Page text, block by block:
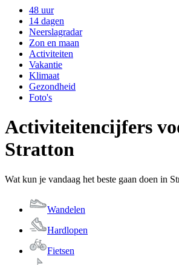
48 uur
14 dagen
Neerslagradar
Zon en maan
Activiteiten
Vakantie
Klimaat
Gezondheid
Foto's
Activiteitencijfers
Stratton
Wat kun je vandaag het beste gaan doen in
Wandelen
Hardlopen
Fietsen